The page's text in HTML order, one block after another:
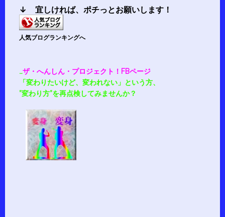
↓ 宜しければ、 ポチっとお願いします！
人気ブログランキングへ
…ザ・へんしん・プロジェクト！FBページ
「変わりたいけど、変われない」という方、
”変わり方”を再点検してみませんか？